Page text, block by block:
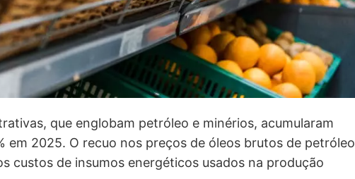
que englobam petróleo e minérios, acumularam
em 2025. O recuo nos preços de óleos brutos de petróleo
custos de insumos energéticos usados na produção